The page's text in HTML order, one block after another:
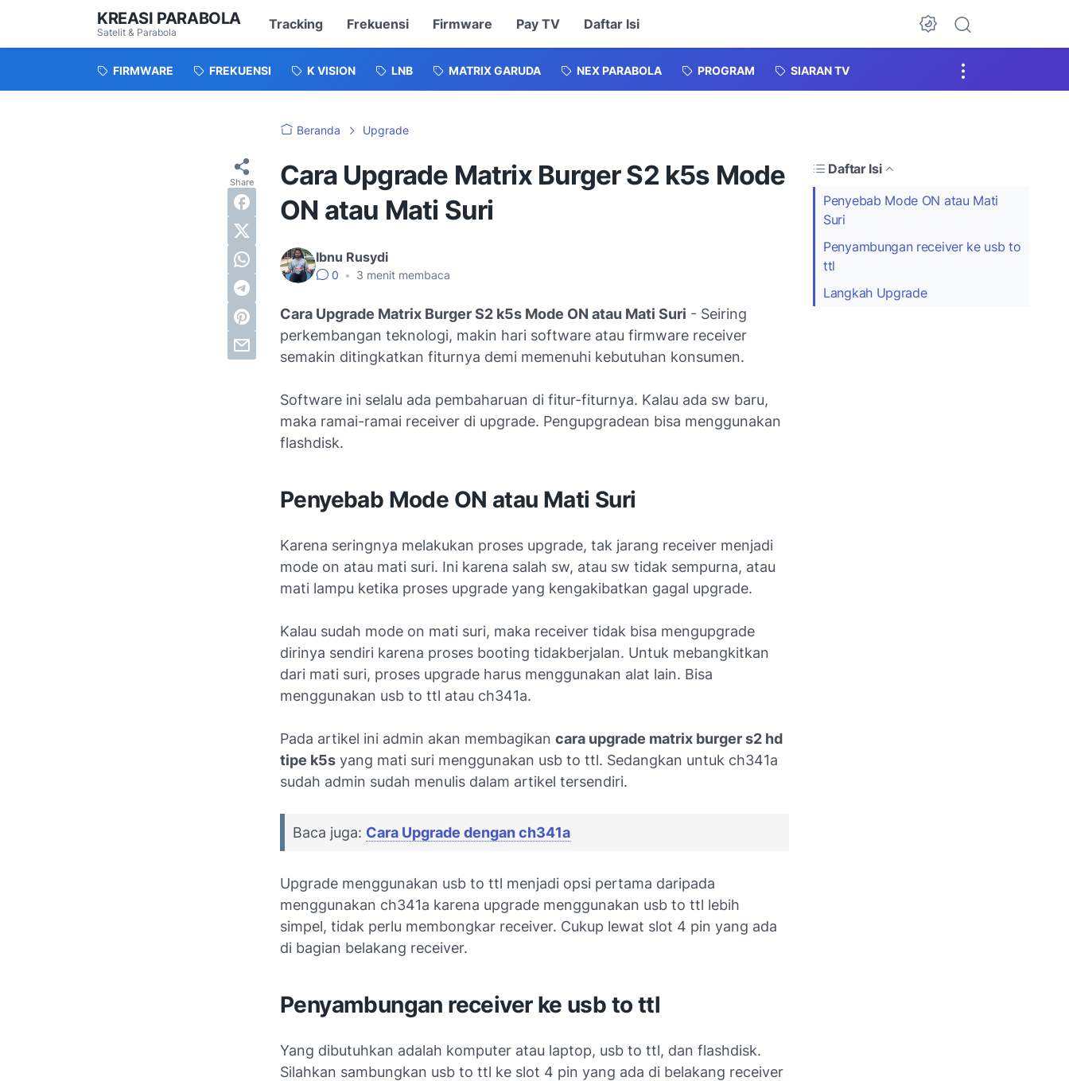
KREASI PARABOLA
Satelit & Parabola
Tracking Frekuensi Firmware Pay TV Daftar Isi
Dark Mode
FIRMWARE FREKUENSI K VISION LNB MATRIX GARUDA NEX PARABOLA PROGRAM SIARAN TV
Beranda Upgrade
Cara Upgrade Matrix Burger S2 k5s Mode
ON atau Mati Suri
Ibnu Rusydi
0 • 3 menit membaca
Daftar Isi
Penyebab Mode ON atau Mati
Suri
Penyambungan receiver ke usb to
ttl
Langkah Upgrade
Cara Upgrade Matrix Burger S2 k5s Mode ON atau Mati Suri - Seiring
perkembangan teknologi, makin hari software atau firmware receiver
semakin ditingkatkan fiturnya demi memenuhi kebutuhan konsumen.
Software ini selalu ada pembaharuan di fitur-fiturnya. Kalau ada sw baru,
maka ramai-ramai receiver di upgrade. Pengupgradean bisa menggunakan
flashdisk.
Penyebab Mode ON atau Mati Suri
Karena seringnya melakukan proses upgrade, tak jarang receiver menjadi
mode on atau mati suri. Ini karena salah sw, atau sw tidak sempurna, atau
mati lampu ketika proses upgrade yang kengakibatkan gagal upgrade.
Kalau sudah mode on mati suri, maka receiver tidak bisa mengupgrade
dirinya sendiri karena proses booting tidakberjalan. Untuk mebangkitkan
dari mati suri, proses upgrade harus menggunakan alat lain. Bisa
menggunakan usb to ttl atau ch341a.
Pada artikel ini admin akan membagikan cara upgrade matrix burger s2 hd
tipe k5s yang mati suri menggunakan usb to ttl. Sedangkan untuk ch341a
sudah admin sudah menulis dalam artikel tersendiri.
Baca juga: Cara Upgrade dengan ch341a
Upgrade menggunakan usb to ttl menjadi opsi pertama daripada
menggunakan ch341a karena upgrade menggunakan usb to ttl lebih
simpel, tidak perlu membongkar receiver. Cukup lewat slot 4 pin yang ada
di bagian belakang receiver.
Penyambungan receiver ke usb to ttl
Yang dibutuhkan adalah komputer atau laptop, usb to ttl, dan flashdisk.
Silahkan sambungkan usb to ttl ke slot 4 pin yang ada di belakang receiver